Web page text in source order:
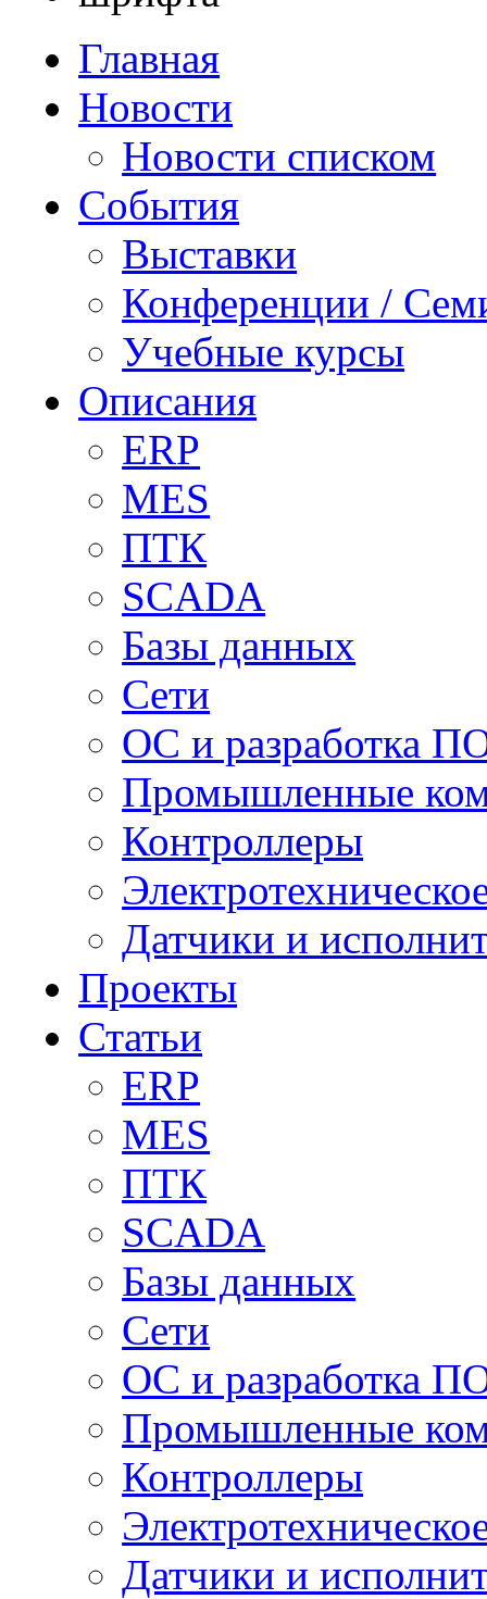
Главная
Новости
Новости списком
События
Выставки
Конференции /
Учебные курсы
Описания
ERP
MES
ПТК
SCADA
Базы данных
Сети
ОС и разработка
Промышленные
Контроллеры
Датчики и
Проекты
Статьи
ERP
MES
ПТК
SCADA
Базы данных
Сети
ОС и разработка
Промышленные
Контроллеры
Датчики и